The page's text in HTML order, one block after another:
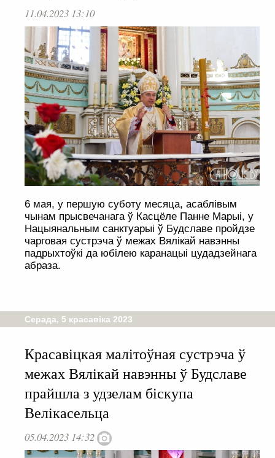
11.04.2023 13:10
6 мая, у першую суботу месяца, асаблівым
чынам прысвечанага ў Касцёле Панне Марыі, у
Нацыянальным санктуарыі ў Будславе пройдзе
чарговая сустрэча ў межах Вялікай навэнны
падрыхтоўкі да юбілею каранацыі цудадзейнага
абраза.
Серада, 5 красавіка 2023
Красавіцкая малітоўная сустрэча ў
межах Вялікай навэнны ў Будславе
прайшла з удзелам біскупа
Велікасельца
05.04.2023 14:32